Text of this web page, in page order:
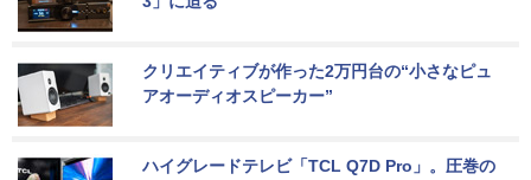
クリエイティブが作った2万円台の“小さなピュ
アオーディオスピーカー”
ハイグレードテレビ「TCL Q7D Pro」。圧巻の